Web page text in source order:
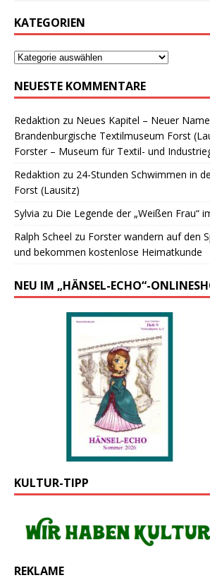
KATEGORIEN
NEUESTE KOMMENTARE
Redaktion zu Neues Kapitel – Neuer
Brandenburgische Textilmuseum Forst
Forster – Museum für Textil- und
Redaktion zu 24-Stunden Schwimmen in
Forst (Lausitz)
Sylvia zu Die Legende der „Weißen Frau“
Ralph Scheel zu Forster wandern auf den
und bekommen kostenlose Heimatkunde
NEU IM „HÄNSEL-ECHO“-
KULTUR-TIPP
REKLAME